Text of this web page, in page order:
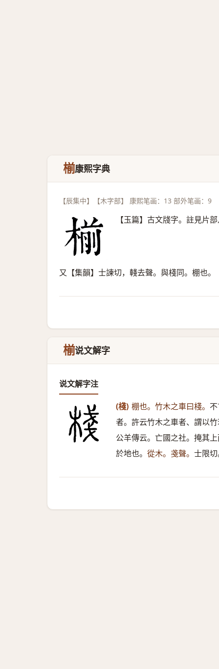
椾康熙字典
【辰集中】【木字部】 康熙笔画：13 部外笔画：9
【玉篇】古文牋字。註見片
又【集韻】士諫切，輚去聲。與棧同。棚也。
椾说文解字
说文解字注
(棧) 棚也。竹木之車曰棧。
者。許云竹木之車者、謂以
公羊傳云。亡國之社。掩其
於地也。 從木。戔聲。 士限